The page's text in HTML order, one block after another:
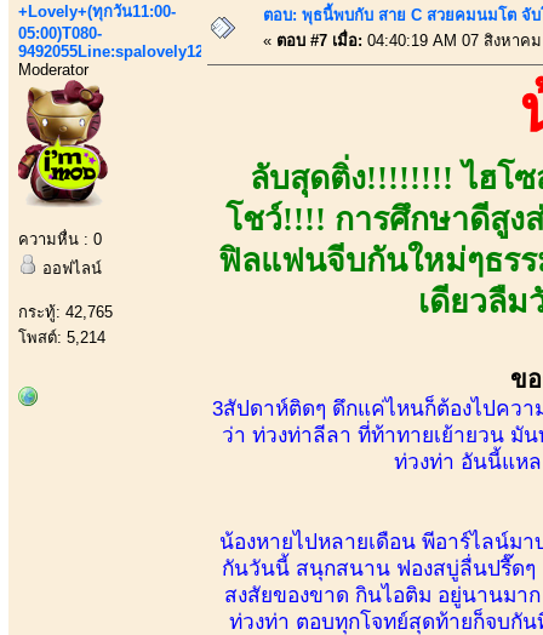
+Lovely+(ทุกวัน11:00-
05:00)T080-
9492055Line:spalovely123
Moderator
ความหื่น : 0
ออฟไลน์
กระทู้: 42,765
โพสต์: 5,214
ตอบ: พุธนี้พบกับ สาย C สวยคมนมโต จั
« ตอบ #7 เมื่อ: 04:40:19 AM 07 สิงหาค
ลับสุดติ่ง!!!!!!!! ไฮโ
โชว์!!!! การศึกษาดีสูง
ฟิลแฟนจีบกันใหม่ๆธร
เดียวลื
ข
3สัปดาห์ติดๆ ดึกแค่ไหนก็ต้องไปควา
ว่า ท่วงท่าลีลา ที่ท้าทายเย้ายวน มั
ท่วงท่า อันนี้แหล
น้องหายไปหลายเดือน พีอาร์ไลน์ม
กันวันนี้ สนุกสนาน ฟองสบู่ลื่นปรื๊ดๆ
สงสัยของขาด กินไอติม อยู่นานมาก
ท่วงท่า ตอบทุกโจทย์สุดท้ายก็จบกั